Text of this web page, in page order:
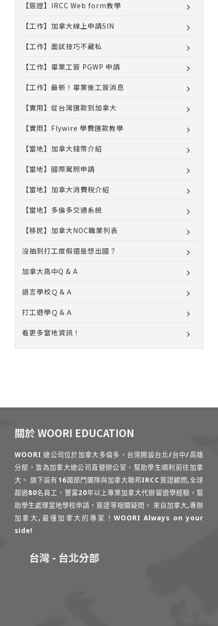
【簽證】IRCC Web form教學
【工作】加拿大線上申請SIN
【工作】面試技巧不藏私
【工作】畢業工簽 PGWP 申請
【工作】最新！畢業後工簽消息
【實用】從台灣匯款到加拿大
【實用】Flywire 學費匯款教學
【當地】加拿大錢幣介紹
【當地】國際駕照申請
【當地】加拿大消費稅介紹
【當地】多倫多交通系統
【移民】加拿大NOC職業列表
沒抽到打工度假還是想出國？
加拿大高中Q & A
語言學校Ｑ＆Ａ
打工遊學Ｑ＆Ａ
看更多當地資訊！
關於 WOORI EDUCATION
WOORI 總公司位於加拿大多倫多，台灣開設台北/台中/高雄
分部，皆為加拿大總公司直營辦公室，幫助學生順利前往加拿
大。 旗下設有16國部門團隊與加拿大聯邦IRCC簽證顧問,全球
超過80名員工，豐富20年以上專業加拿大代辦留遊學經驗，幫
助學生處理當地學校申請，簽證等相關疑問。 來自加拿大,專辦
加拿大,最懂加拿大的專家！WOORI Always on your
side!
台灣 - 台北分部